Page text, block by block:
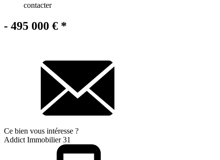
contacter
- 495 000 € *
Ce bien vous intéresse ?
Addict Immobilier 31